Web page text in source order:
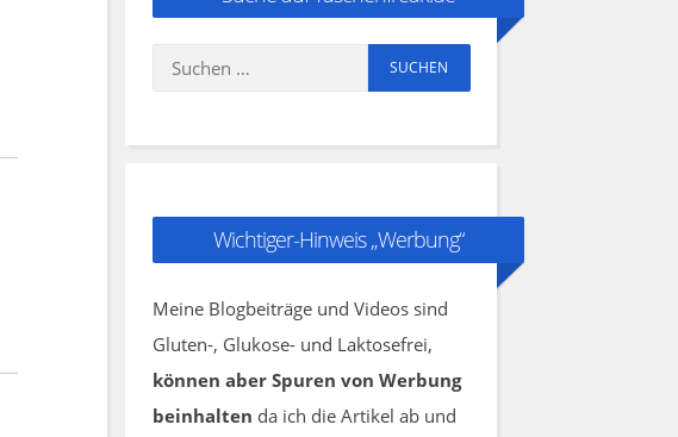
Suchen
nach:
Wichtiger-Hinweis „Werbung“
Meine Blogbeiträge und Videos sind
Gluten-, Glukose- und Laktosefrei,
können aber Spuren von Werbung
beinhalten da ich die Artikel ab und